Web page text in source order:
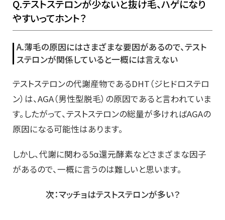
Q.テストステロンが少ないと抜け毛、ハゲになり
やすいってホント？
A.薄毛の原因にはさまざまな要因があるので、テスト
ステロンが関係していると一概には言えない
テストステロンの代謝産物であるDHT（ジヒドロステロ
ン）は、AGA（男性型脱毛）の原因であると言われていま
す。したがって、テストステロンの総量が多ければAGAの
原因になる可能性はあります。
しかし、代謝に関わる5α還元酵素などさまざまな因子
があるので、一概に言うのは難しいと思います。
次：マッチョはテストステロンが多い？